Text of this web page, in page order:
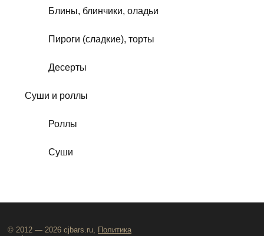
Блины, блинчики, оладьи
Пироги (сладкие), торты
Десерты
Суши и роллы
Роллы
Суши
© 2012 — 2026 cjbars.ru, Политика